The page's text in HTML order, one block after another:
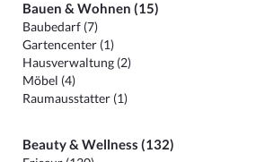
Bauen & Wohnen (15)
Baubedarf (7)
Gartencenter (1)
Hausverwaltung (2)
Möbel (4)
Raumausstatter (1)
Beauty & Wellness (132)